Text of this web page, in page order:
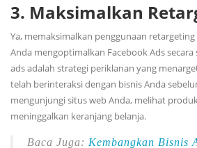
3. Maksimalkan
Ya, memaksimalkan penggunaan
Anda mengoptimalkan Facebook Ads
ads adalah strategi periklanan yang
telah berinteraksi dengan bisnis Anda
mengunjungi situs web Anda, melihat
meninggalkan keranjang belanja.
Baca Juga: Kembangkan Bisnis